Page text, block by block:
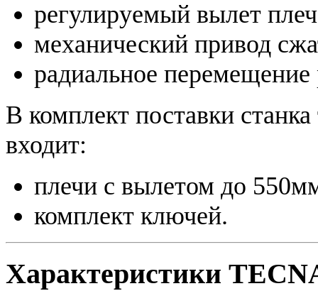
регулируемый вылет
механический привод
радиальное перемещение
В комплект поставки
входит:
плечи с вылетом до
комплект ключей.
Характеристики